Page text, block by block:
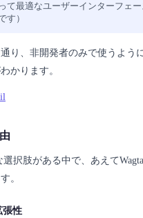
て最適なユーザーインターフェー
す）
り、非開発者のみで使うよう
かります。
選択肢がある中で、あえて
。
性